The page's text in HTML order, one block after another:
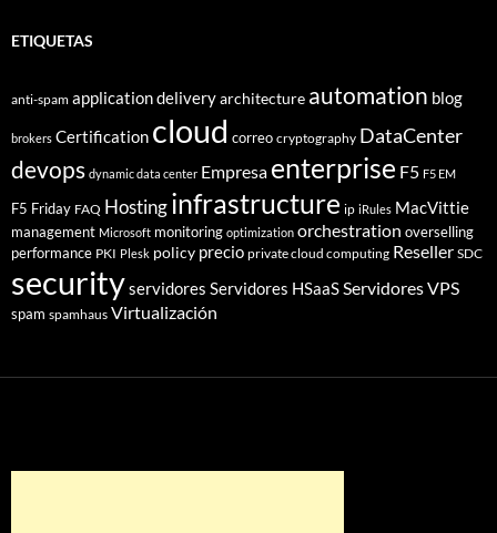
ETIQUETAS
anti-spam application deliveryarchitecture automation blog
brokers Certification cloud correo cryptography DataCenter
devops dynamic data center Empresa enterprise F5 F5 EM
F5 Friday FAQ Hostinginfrastructure ip iRules MacVittie
management Microsoft monitoring optimization orchestration overselling
performance PKI Plesk policy precio private cloud computing Reseller SDC
securityservidores Servidores HSaaSServidores VPS
spam spamhaus Virtualización